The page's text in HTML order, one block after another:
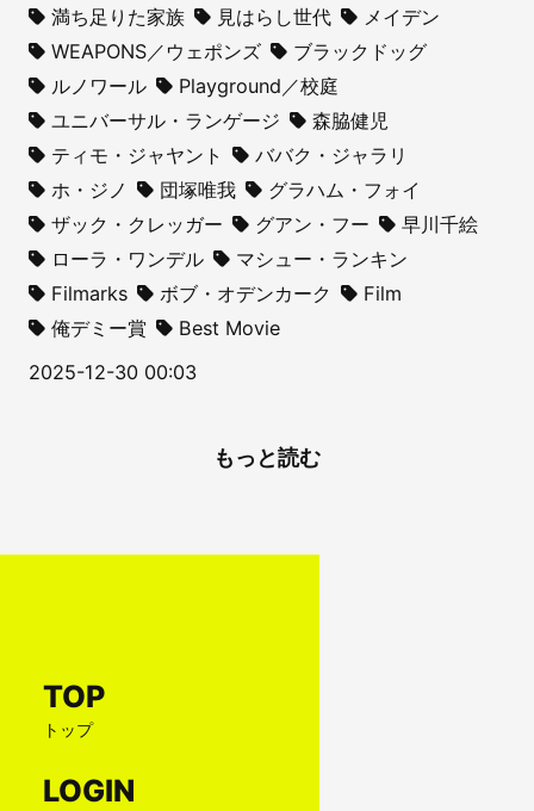
満ち足りた家族 見はらし世代
メイデン
WEAPONS／ウェポンズ
ブラックドッグ
ルノワール
Playground／校庭
ユニバーサル・ランゲージ
森脇健児
ティモ・ジャヤント
ババク・ジャラリ
ホ・ジノ
団塚唯我
グラハム・フォイ
ザック・クレッガー
グアン・フー
早川千絵
ローラ・ワンデル
マシュー・ランキン
Filmarks
ボブ・オデンカーク
Film
俺デミー賞
Best Movie
2025-12-30 00:03
もっと読む
TOP
トップ
LOGIN